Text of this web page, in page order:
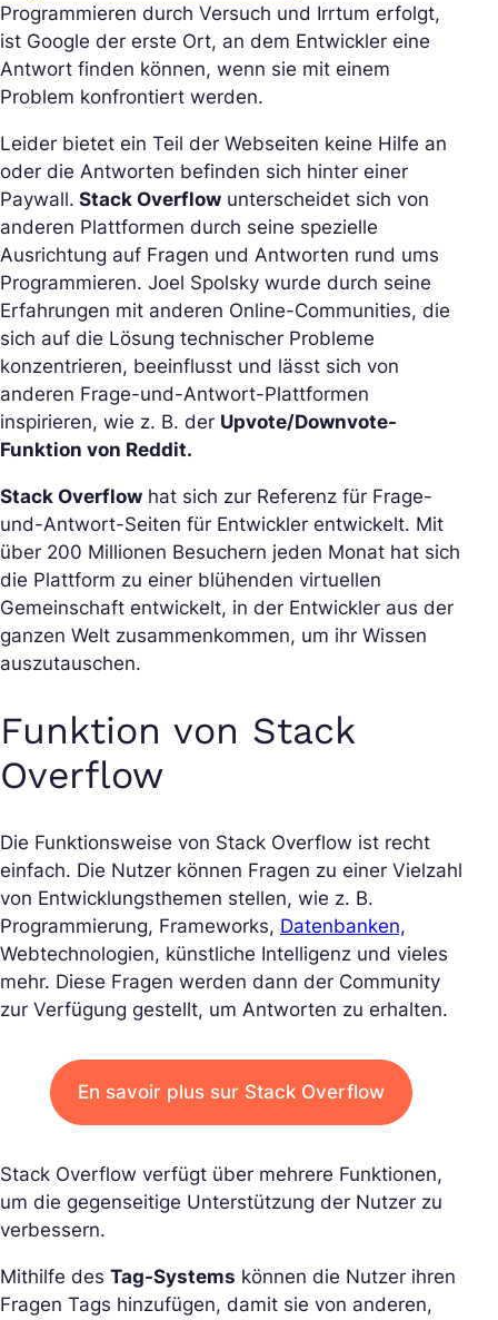
Programmieren durch Versuch und Irrtum erfolgt,
ist Google der erste Ort, an dem Entwickler eine
Antwort finden können, wenn sie mit einem
Problem konfrontiert werden.
Leider bietet ein Teil der Webseiten keine Hilfe an
oder die Antworten befinden sich hinter einer
Paywall. Stack Overflow unterscheidet sich von
anderen Plattformen durch seine spezielle
Ausrichtung auf Fragen und Antworten rund ums
Programmieren. Joel Spolsky wurde durch seine
Erfahrungen mit anderen Online-Communities, die
sich auf die Lösung technischer Probleme
konzentrieren, beeinflusst und lässt sich von
anderen Frage-und-Antwort-Plattformen
inspirieren, wie z. B. der Upvote/Downvote-
Funktion von Reddit.
Stack Overflow hat sich zur Referenz für Frage-
und-Antwort-Seiten für Entwickler entwickelt. Mit
über 200 Millionen Besuchern jeden Monat hat sich
die Plattform zu einer blühenden virtuellen
Gemeinschaft entwickelt, in der Entwickler aus der
ganzen Welt zusammenkommen, um ihr Wissen
auszutauschen.
Funktion von Stack
Overflow
Die Funktionsweise von Stack Overflow ist recht
einfach. Die Nutzer können Fragen zu einer Vielzahl
von Entwicklungsthemen stellen, wie z. B.
Programmierung, Frameworks, Datenbanken,
Webtechnologien, künstliche Intelligenz und vieles
mehr. Diese Fragen werden dann der Community
zur Verfügung gestellt, um Antworten zu erhalten.
En savoir plus sur Stack Overflow
Stack Overflow verfügt über mehrere Funktionen,
um die gegenseitige Unterstützung der Nutzer zu
verbessern.
Mithilfe des Tag-Systems können die Nutzer ihren
Fragen Tags hinzufügen, damit sie von anderen,